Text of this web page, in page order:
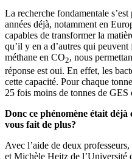
La recherche fondamentale
années déjà, notamment en
capables de transformer la
qu’il y en a d’autres qui
méthane en CO2, nous
réponse est oui. En effet, les
cette capacité. Pour chaque
25 fois moins de tonnes de GES
Donc ce phénomène était déjà
vous fait de plus?
Avec l’aide de deux
et Michèle Heitz de l’Université